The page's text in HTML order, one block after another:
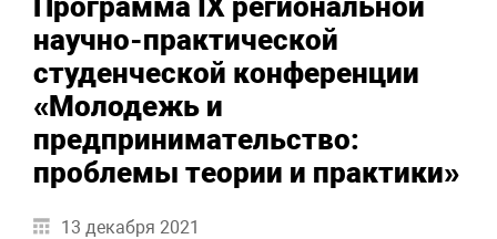
научно-практической
студенческой конференции
«Молодежь и
предпринимательство:
проблемы теории и практики»
13 декабря 2021